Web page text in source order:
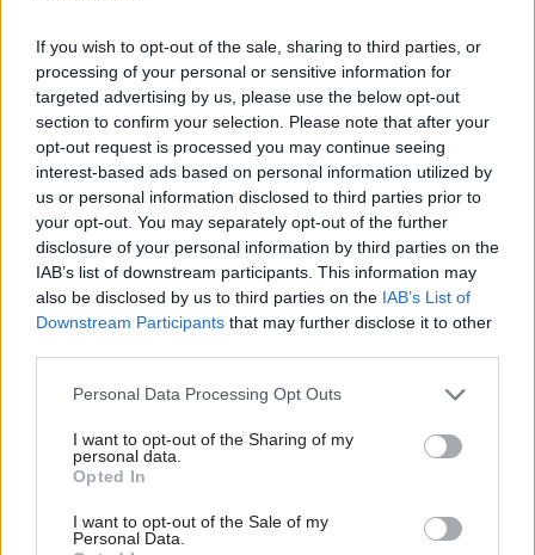
If you wish to opt-out of the sale, sharing to third parties, or
processing of your personal or sensitive information for
targeted advertising by us, please use the below opt-out
section to confirm your selection. Please note that after your
opt-out request is processed you may continue seeing
interest-based ads based on personal information utilized by
us or personal information disclosed to third parties prior to
your opt-out. You may separately opt-out of the further
disclosure of your personal information by third parties on the
IAB’s list of downstream participants. This information may
also be disclosed by us to third parties on the IAB’s List of
Downstream Participants that may further disclose it to other
Please note that this website/app uses one or more Google
not limited to your visit or usage behaviour. You may click to
grant or deny consent to Google and its third-party tags to
use your data for below specified purposes in below Google
consent section.
Personal Data Processing Opt Outs
I want to opt-out of the Sharing of my
personal data.
Opted In
I want to opt-out of the Sale of my
Personal Data.
Najnovšie príspevky
Re: Takto sa rieši málo úložného miesta. V tomto byte
stačil jeden prvok | Môjdom.sk
používame tyčový ETA Terier…
Re: Takto sa rieši málo úložného miesta. V tomto byte
stačil jeden prvok | Môjdom.sk